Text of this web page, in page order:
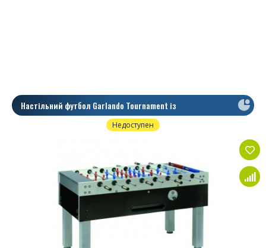
Настільний футбол Garlando Tournament із
телескопічними штангамиНедоступен